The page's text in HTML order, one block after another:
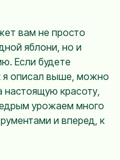
вам не просто
яблони, но и
Если будете
я описал выше, можно
настоящую красоту,
урожаем много
и вперед, к